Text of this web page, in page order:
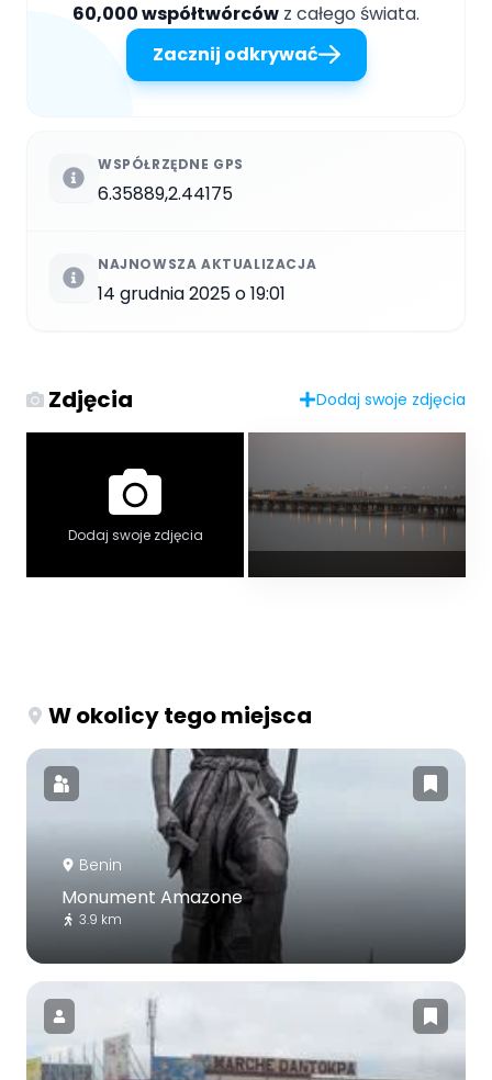
60,000 współtwórców z całego świata.
Zacznij odkrywać
WSPÓŁRZĘDNE GPS
6.35889,2.44175
NAJNOWSZA AKTUALIZACJA
14 grudnia 2025 o 19:01
Zdjęcia Dodaj swoje zdjęcia
Dodaj swoje zdjęcia
W okolicy tego miejsca
Benin
Monument Amazone
3.9 km